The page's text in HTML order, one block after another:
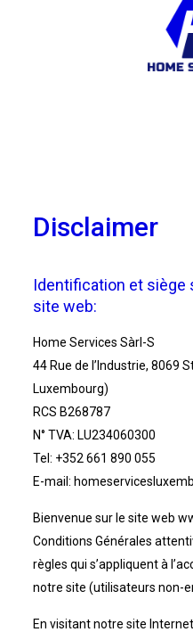
Disclaimer
Identification et siège
site web:
Home Services Sàrl-S
44 Rue de l’Industrie, 8069
Luxembourg)
RCS B268787
N° TVA: LU234060300
Tel: +352 661 890 055
E-mail:
Bienvenue sur le site web
Conditions Générales
règles qui s’appliquent à
notre site (utilisateurs non-
En visitant notre site